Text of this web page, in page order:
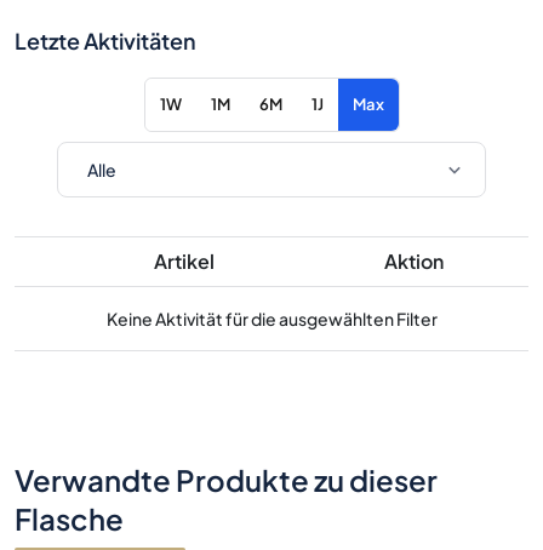
Letzte Aktivitäten
1W 1M 6M 1J Max
Artikel Aktion
Keine Aktivität für die ausgewählten Filter
Verwandte Produkte zu dieser
Flasche